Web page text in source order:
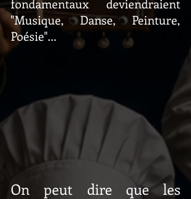
"Musique, Danse, Peinture,
Poésie"...
On peut dire que les